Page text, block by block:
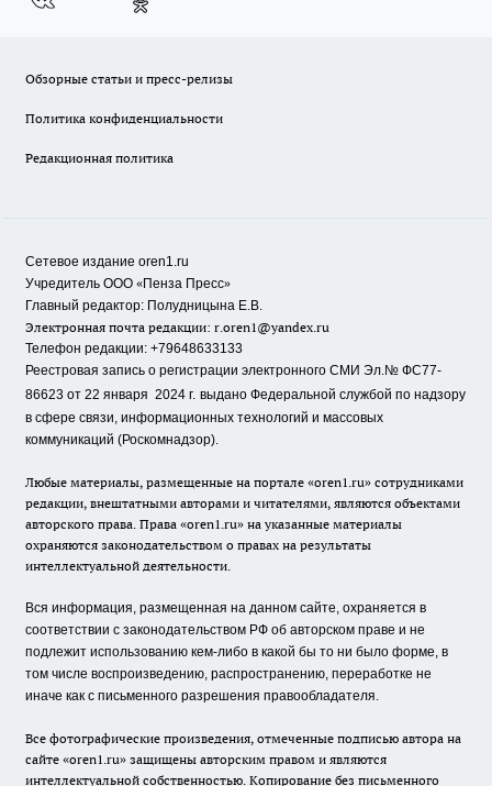
Обзорные статьи и пресс-релизы
Политика конфиденциальности
Редакционная политика
Сетевое издание oren1.ru
Учредитель ООО «Пенза Пресс»
Главный редактор: Полудницына Е.В.
Электронная почта редакции: r.oren1@yandex.ru
Телефон редакции: +79648633133
Реестровая запись о регистрации электронного СМИ Эл.№ ФС77-
86623 от 22 января 2024 г. выдано Федеральной службой по надзору
в сфере связи, информационных технологий и массовых
коммуникаций (Роскомнадзор).
Любые материалы, размещенные на портале «oren1.ru» сотрудниками
редакции, внештатными авторами и читателями, являются объектами
авторского права. Права «oren1.ru» на указанные материалы
охраняются законодательством о правах на результаты
интеллектуальной деятельности.
Вся информация, размещенная на данном сайте, охраняется в
соответствии с законодательством РФ об авторском праве и не
подлежит использованию кем-либо в какой бы то ни было форме, в
том числе воспроизведению, распространению, переработке не
иначе как с письменного разрешения правообладателя.
Все фотографические произведения, отмеченные подписью автора на
сайте «oren1.ru» защищены авторским правом и являются
интеллектуальной собственностью. Копирование без письменного